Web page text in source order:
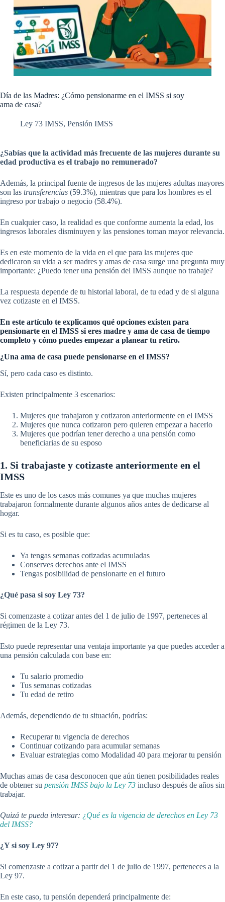
Día de las Madres: ¿Cómo pensionarme en el IMSS si soy
ama de casa?
Ley 73 IMSS, Pensión IMSS
¿Sabías que la actividad más frecuente de las mujeres durante su
edad productiva es el trabajo no remunerado?
Además, la principal fuente de ingresos de las mujeres adultas mayores
son las transferencias (59.3%), mientras que para los hombres es el
ingreso por trabajo o negocio (58.4%).
En cualquier caso, la realidad es que conforme aumenta la edad, los
ingresos laborales disminuyen y las pensiones toman mayor relevancia.
Es en este momento de la vida en el que para las mujeres que
dedicaron su vida a ser madres y amas de casa surge una pregunta muy
importante: ¿Puedo tener una pensión del IMSS aunque no trabaje?
La respuesta depende de tu historial laboral, de tu edad y de si alguna
vez cotizaste en el IMSS.
En este artículo te explicamos qué opciones existen para
pensionarte en el IMSS si eres madre y ama de casa de tiempo
completo y cómo puedes empezar a planear tu retiro.
¿Una ama de casa puede pensionarse en el IMSS?
Sí, pero cada caso es distinto.
Existen principalmente 3 escenarios:
Mujeres que trabajaron y cotizaron anteriormente en el IMSS
Mujeres que nunca cotizaron pero quieren empezar a hacerlo
Mujeres que podrían tener derecho a una pensión como
beneficiarias de su esposo
1. Si trabajaste y cotizaste anteriormente en el
IMSS
Este es uno de los casos más comunes ya que muchas mujeres
trabajaron formalmente durante algunos años antes de dedicarse al
hogar.
Si es tu caso, es posible que:
Ya tengas semanas cotizadas acumuladas
Conserves derechos ante el IMSS
Tengas posibilidad de pensionarte en el futuro
¿Qué pasa si soy Ley 73?
Si comenzaste a cotizar antes del 1 de julio de 1997, perteneces al
régimen de la Ley 73.
Esto puede representar una ventaja importante ya que puedes acceder a
una pensión calculada con base en:
Tu salario promedio
Tus semanas cotizadas
Tu edad de retiro
Además, dependiendo de tu situación, podrías:
Recuperar tu vigencia de derechos
Continuar cotizando para acumular semanas
Evaluar estrategias como Modalidad 40 para mejorar tu pensión
Muchas amas de casa desconocen que aún tienen posibilidades reales
de obtener su pensión IMSS bajo la Ley 73 incluso después de años sin
trabajar.
Quizá te pueda interesar: ¿Qué es la vigencia de derechos en Ley 73
del IMSS?
¿Y si soy Ley 97?
Si comenzaste a cotizar a partir del 1 de julio de 1997, perteneces a la
Ley 97.
En este caso, tu pensión dependerá principalmente de: